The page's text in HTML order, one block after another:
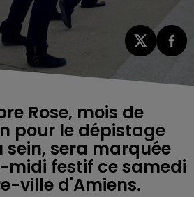
Rose, mois de
pour le dépistage
sera marquée
midi festif ce samedi
ville d'Amiens.